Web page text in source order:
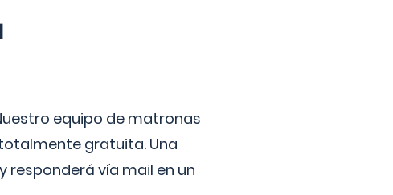
equipo de matronas
gratuita. Una
vía mail en un